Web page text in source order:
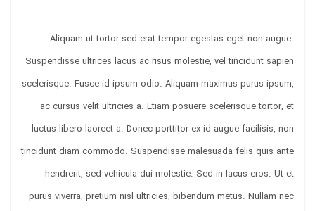
Aliquam ut tortor sed erat tempor egestas eget non augue.
Suspendisse ultrices lacus ac risus molestie, vel tincidunt sapien
scelerisque. Fusce id ipsum odio. Aliquam maximus purus ipsum,
ac cursus velit ultricies a. Etiam posuere scelerisque tortor, et
luctus libero laoreet a. Donec porttitor ex id augue facilisis, non
tincidunt diam commodo. Suspendisse malesuada felis quis ante
hendrerit, sed vehicula dui molestie. Sed in lacus eros. Ut et
purus viverra, pretium nisl ultricies, bibendum metus. Nullam nec